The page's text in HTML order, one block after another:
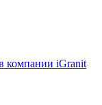
компании iGranit